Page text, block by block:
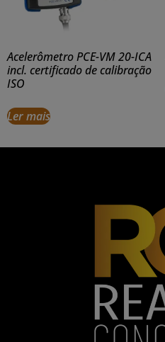
Acelerômetro PCE-VM 20-ICA
incl. certificado de calibração
ISO
Ler mais